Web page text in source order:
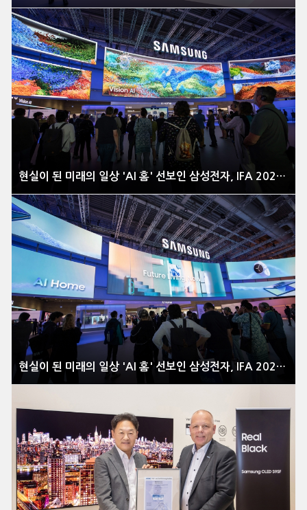
현실이 된 미래의 일상 'AI 홈' 선보인 삼성전자, IFA 2025 이모저모
현실이 된 미래의 일상 'AI 홈' 선보인 삼성전자, IFA 2025 이모저모